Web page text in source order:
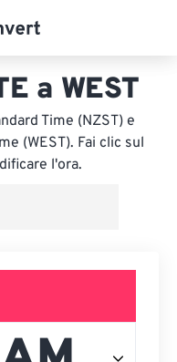
a WEST
Time (NZST) e
(WEST). Fai clic sul
l'ora.